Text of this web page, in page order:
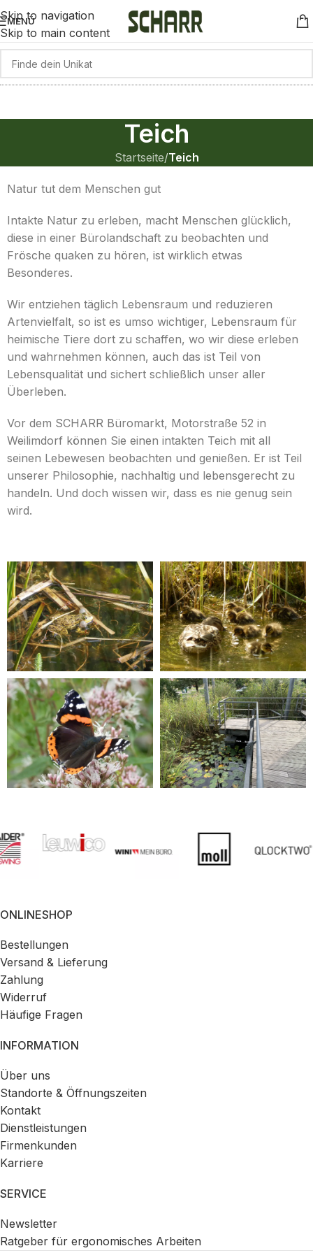
Skip to navigation
Skip to main content
MENÜ
Teich
Startseite/Teich
Natur tut dem Menschen gut
Intakte Natur zu erleben, macht Menschen glücklich,
diese in einer Bürolandschaft zu beobachten und
Frösche quaken zu hören, ist wirklich etwas
Besonderes.
Wir entziehen täglich Lebensraum und reduzieren
Artenvielfalt, so ist es umso wichtiger, Lebensraum für
heimische Tiere dort zu schaffen, wo wir diese erleben
und wahrnehmen können, auch das ist Teil von
Lebensqualität und sichert schließlich unser aller
Überleben.
Vor dem SCHARR Büromarkt, Motorstraße 52 in
Weilimdorf können Sie einen intakten Teich mit all
seinen Lebewesen beobachten und genießen. Er ist Teil
unserer Philosophie, nachhaltig und lebensgerecht zu
handeln. Und doch wissen wir, dass es nie genug sein
wird.
ONLINESHOP
Bestellungen
Versand & Lieferung
Zahlung
Widerruf
Häufige Fragen
INFORMATION
Über uns
Standorte & Öffnungszeiten
Kontakt
Dienstleistungen
Firmenkunden
Karriere
SERVICE
Newsletter
Ratgeber für ergonomisches Arbeiten